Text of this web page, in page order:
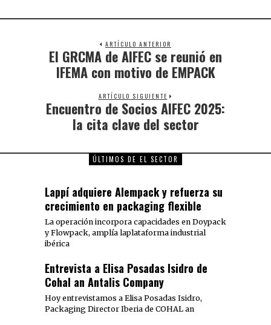
ARTÍCULO ANTERIOR
El GRCMA de AIFEC se reunió en
IFEMA con motivo de EMPACK
ARTÍCULO SIGUIENTE
Encuentro de Socios AIFEC 2025:
la cita clave del sector
ÚLTIMOS DE EL SECTOR
Lappí adquiere Alempack y refuerza su
crecimiento en packaging flexible
La operación incorpora capacidades en Doypack
y Flowpack, amplía laplataforma industrial
ibérica
Entrevista a Elisa Posadas Isidro de
Cohal an Antalis Company
Hoy entrevistamos a Elisa Posadas Isidro,
Packaging Director Iberia de COHAL an